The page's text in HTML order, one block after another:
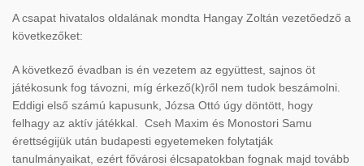
A csapat hivatalos oldalának mondta Hangay Zoltán vezetőedző a
következőket:
A következő évadban is én vezetem az együttest, sajnos öt
játékosunk fog távozni, míg érkező(k)ről nem tudok beszámolni.
Eddigi első számú kapusunk, Józsa Ottó úgy döntött, hogy
felhagy az aktív játékkal. Cseh Maxim és Monostori Samu
érettségijük után budapesti egyetemeken folytatják
tanulmányaikat, ezért fővárosi élcsapatokban fognak majd tovább